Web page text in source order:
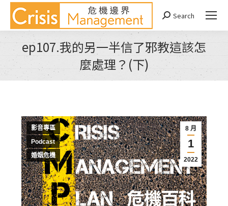
Search:
Search
ep107.我的另一半信了邪教這該怎
麼處理？(下)
You are here:
8 月
1
2022
影音專區
Podcast
婚姻危機